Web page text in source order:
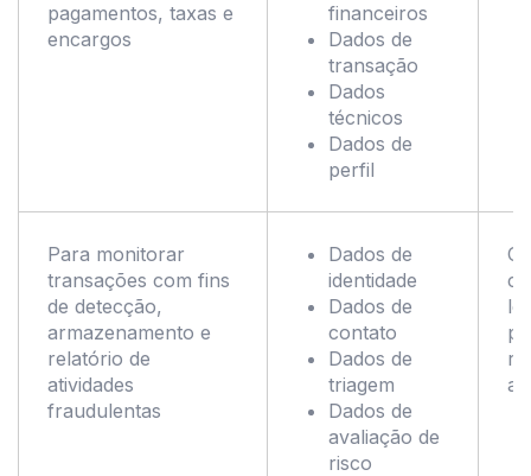
pagamentos, taxas e
encargos
financeiros
Dados de
transação
Dados
técnicos
Dados de
perfil
Para monitorar
transações com fins
de detecção,
armazenamento e
relatório de
atividades
fraudulentas
Dados de
identidade
Dados de
contato
Dados de
triagem
Dados de
avaliação de
risco